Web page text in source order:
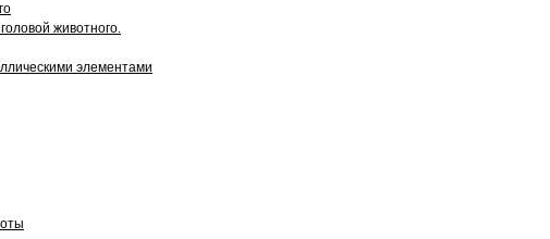
животного.
элементами